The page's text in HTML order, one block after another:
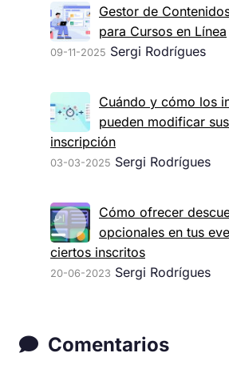
Gestor de
para Cursos en Línea
09-11-2025 Sergi Rodrígues
Cuándo y cómo los
pueden modificar
inscripción
03-03-2025 Sergi Rodrígues
Cómo ofrecer
opcionales en tus
ciertos inscritos
20-06-2023 Sergi Rodrígues
Comentarios